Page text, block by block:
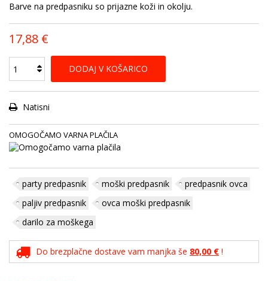
Barve na predpasniku so prijazne koži in okolju.
17,88 €
DODAJ V KOŠARICO
Natisni
OMOGOČAMO VARNA PLAČILA
party predpasnik moški predpasnik
predpasnik ovca
paljiv predpasnik
ovca moški predpasnik
darilo za moškega
Do brezplačne dostave vam manjka še 80,00 € !